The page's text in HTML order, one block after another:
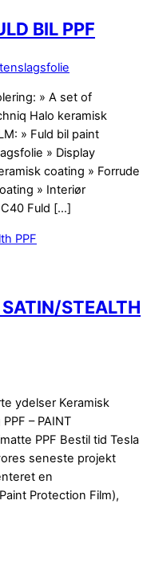
BIL PPF
» A set of
Halo keramisk
» Fuld bil paint
» Display
coating » Forrude
» Interiør
Fuld […]
STEALTH
ydelser Keramisk
– PAINT
PPF Bestil tid Tesla
seneste projekt
en
Protection Film),